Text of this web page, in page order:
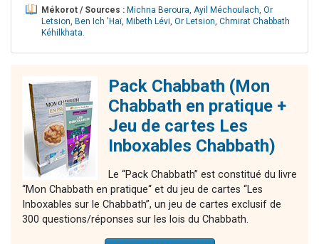
Mékorot / Sources : Michna Beroura, Ayil Méchoulach, Or
Letsion, Ben Ich 'Haï, Mibeth Lévi, Or Letsion, Chmirat Chabbath
Kéhilkhata.
Pack Chabbath (Mon
Chabbath en pratique +
Jeu de cartes Les
Inboxables Chabbath)
Le “Pack Chabbath” est constitué du livre
“Mon Chabbath en pratique“ et du jeu de cartes “Les
Inboxables sur le Chabbath”, un jeu de cartes exclusif de
300 questions/réponses sur les lois du Chabbath.